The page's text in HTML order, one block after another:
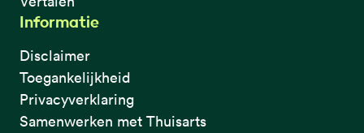
Informatie
Disclaimer
Toegankelijkheid
Privacyverklaring
Samenwerken met Thuisarts